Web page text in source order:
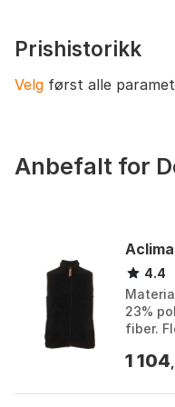
Konstruksjon
Lukketype
Mansjettype
Nederkantjustering
Pusteevneklassifisering
Prishistorikk
Velg først alle
Anbefalt for
4.4
23%
fiber.
Oeko...
1 104